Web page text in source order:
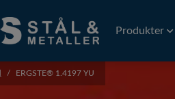
Produkter
ERGSTE® 1.4197 YU